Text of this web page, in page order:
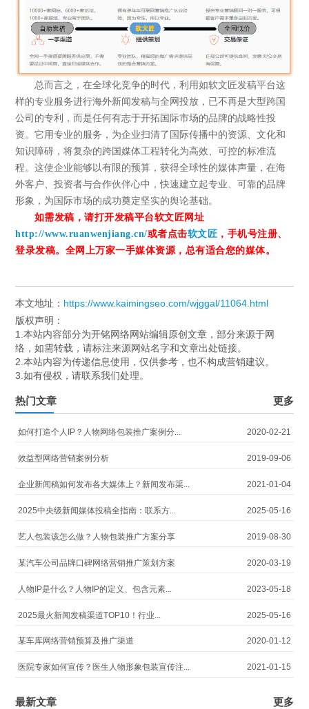
总而言之，在全球化竞争的时代，利用如软文匠发稿平台这
样的专业服务进行海外新闻发稿与全网投放，已不再是大型跨国
公司的专利，而是任何有志于开拓国际市场的品牌的战略性投
资。它用专业的服务，为企业扫清了国际传播中的资源、文化和
知识障碍，将复杂的跨国媒体工程转化为高效、可控的标准流
程。这使企业能够以有限的预算，获得全球性的媒体声量，在海
外客户、投资者与合作伙伴心中，快速建立起专业、可靠的品牌
形象，为国际市场的成功奠定坚实的舆论基础。
如需发稿，请打开发稿平台软文匠网址
http://www.ruanwenjiang.cn/或者点击软文匠 ，手机号注册、
登录发稿。全网上万家一手媒体资源，总有适合您的媒体。
本文地址： https://www.kaimingseo.com/wjggal/11064.html
版权声明：
1.本站内容部分为开铭网络网站编辑原创文章，部分来源于网
络，如需转载，请标注来源网站名字和文章出处链接。
2.本站内容为传递信息使用，仅供参考，也不构成营销建议。
3.如有侵权，请联系我们处理。
热门文章 更多
如何打造个人IP？人物网络包装推广案例分... 2020-02-21
效益型网络营销案例分析 2019-09-06
企业新闻稿如何发布各大媒体上？新闻发布渠... 2021-01-04
2025中央级新闻媒体投稿全指南：联系方... 2025-05-16
艺人包装该怎么做？人物包装推广方案分享 2019-08-30
某汽车公司品牌口碑网络营销推广策划方案 2020-03-19
人物IP是什么？人物IP的定义、包含元素... 2023-05-18
2025最火新闻发稿渠道TOP10！行业... 2025-05-16
某车库网络营销预算及推广渠道 2020-01-12
医院专家如何宣传？医生人物形象包装宣传注... 2021-01-15
最新文章 更多